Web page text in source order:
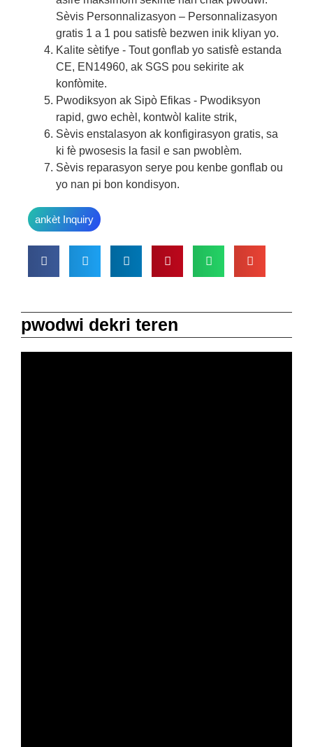
Sèvis Personnalizasyon – Personnalizasyon
gratis 1 a 1 pou satisfè bezwen inik kliyan yo.
Kalite sètifye - Tout gonflab yo satisfè estanda
CE, EN14960, ak SGS pou sekirite ak
konfòmite.
Pwodiksyon ak Sipò Efikas - Pwodiksyon
rapid, gwo echèl, kontwòl kalite strik,
Sèvis enstalasyon ak konfigirasyon gratis, sa
ki fè pwosesis la fasil e san pwoblèm.
Sèvis reparasyon serye pou kenbe gonflab ou
yo nan pi bon kondisyon.
ankèt Inquiry
pwodwi dekri teren